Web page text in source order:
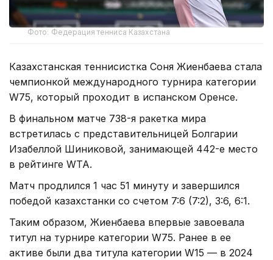
Фото: Федерация тенниса Казахстана
Казахстанская теннисистка Соня Жиенбаева стала
чемпионкой международного турнира категории
W75, который проходит в испанском Оренсе.
В финальном матче 738-я ракетка мира
встретилась с представительницей Болгарии
Изабеллой Шиниковой, занимающей 442-е место
в рейтинге WTA.
Матч продлился 1 час 51 минуту и завершился
победой казахстанки со счетом 7:6 (7:2), 3:6, 6:1.
Таким образом, Жиенбаева впервые завоевала
титул на турнире категории W75. Ранее в ее
активе были два титула категории W15 — в 2024